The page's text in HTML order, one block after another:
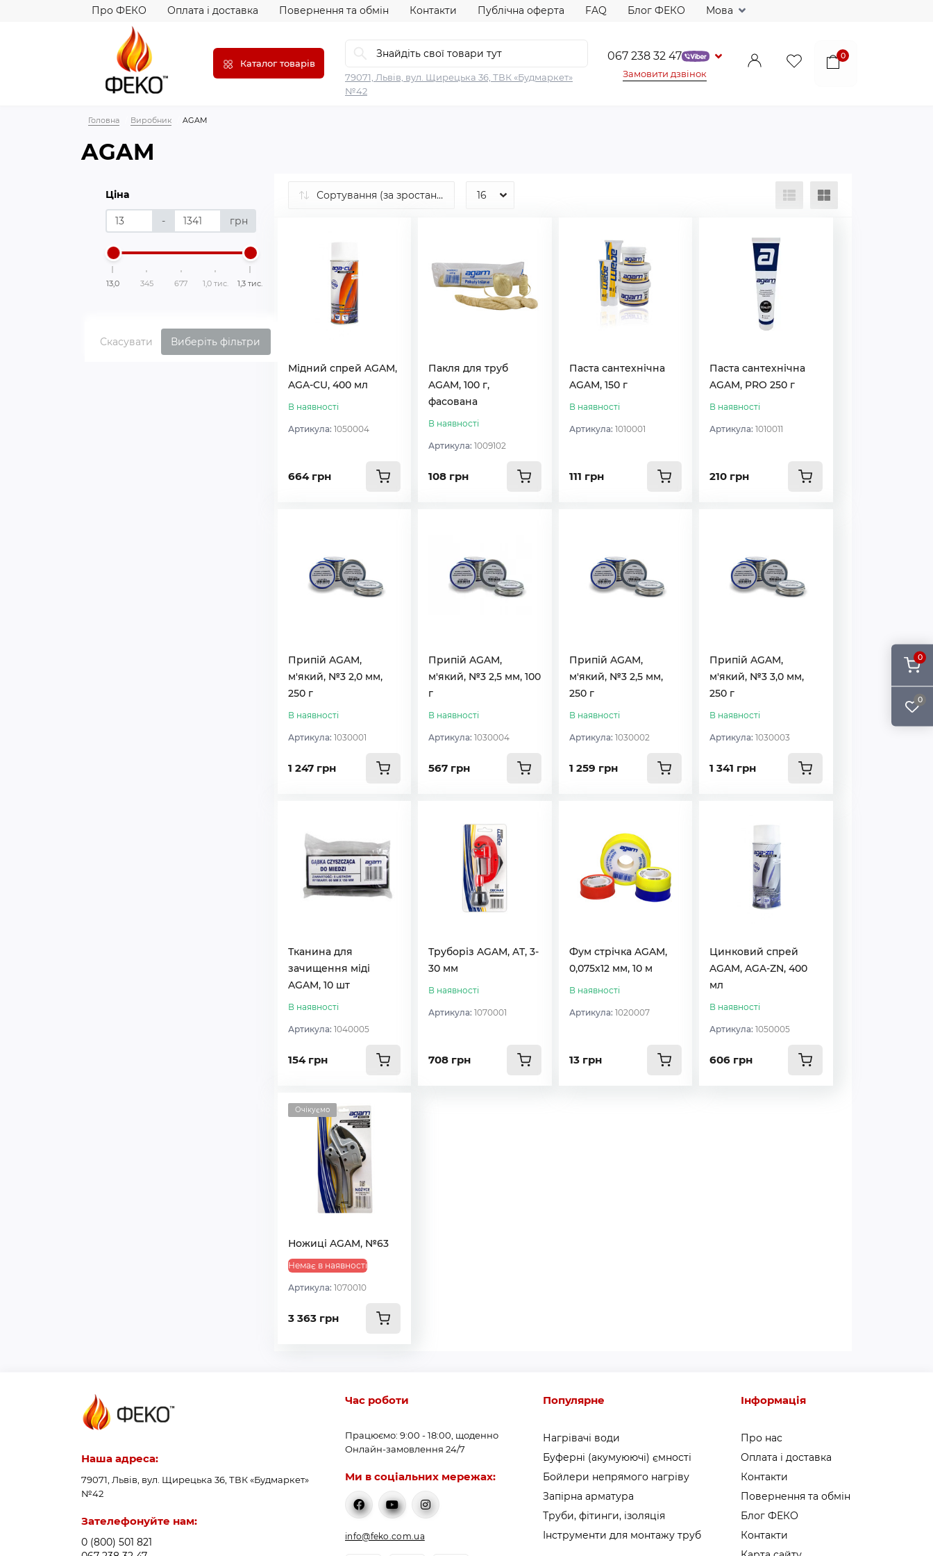
0
0
Про ФЕКО Оплата і доставка Повернення та обмін Контакти Публічна оферта FAQ Блог ФЕКО Мова
Каталог товарів
79071, Львів, вул. Щирецька 36, ТВК «Будмаркет»
№42
067 238 32 47
Замовити дзвінок
0
Головна Виробник AGAM
AGAM
Ціна
- грн
13,0 345 677 1,0 тис. 1,3 тис.
Скасувати Виберіть фільтри
Мідний спрей AGAM,
AGA-CU, 400 мл
В наявності
Артикула: 1050004
664 грн
Пакля для труб
AGAM, 100 г,
фасована
В наявності
Артикула:1009102
108 грн
Паста сантехнічна
AGAM, 150 г
В наявності
Артикула: 1010001
111 грн
Паста сантехнічна
AGAM, PRO 250 г
В наявності
Артикула:1010011
210 грн
Припій AGAM,
м'який, №3 2,0 мм,
250 г
В наявності
Артикула: 1030001
1 247 грн
Припій AGAM,
м'який, №3 2,5 мм, 100
г
В наявності
Артикула:1030004
567 грн
Припій AGAM,
м'який, №3 2,5 мм,
250 г
В наявності
Артикула: 1030002
1 259 грн
Припій AGAM,
м'який, №3 3,0 мм,
250 г
В наявності
Артикула:1030003
1 341 грн
Тканина для
зачищення міді
AGAM, 10 шт
В наявності
Артикула: 1040005
154 грн
Труборіз AGAM, AT, 3-
30 мм
В наявності
Артикула:1070001
708 грн
Фум стрічка AGAM,
0,075х12 мм, 10 м
В наявності
Артикула: 1020007
13 грн
Цинковий спрей
AGAM, AGA-ZN, 400
мл
В наявності
Артикула:1050005
606 грн
Очікуємо
Ножиці AGAM, №63
Немає в наявності
Артикула: 1070010
3 363 грн
Наша адреса:
79071, Львів, вул. Щирецька 36, ТВК «Будмаркет»
№42
Зателефонуйте нам:
0 (800) 501 821
Час роботи
Працюємо: 9:00 - 18:00, щоденно
Онлайн-замовлення 24/7
Ми в соціальних мережах:
info@feko.com.ua
Популярне
Нагрівачі води
Буферні (акумуюючі) ємності
Бойлери непрямого нагріву
Запірна арматура
Труби, фітинги, ізоляція
Інструменти для монтажу труб
Інформація
Про нас
Оплата і доставка
Контакти
Повернення та обмін
Блог ФЕКО
Контакти